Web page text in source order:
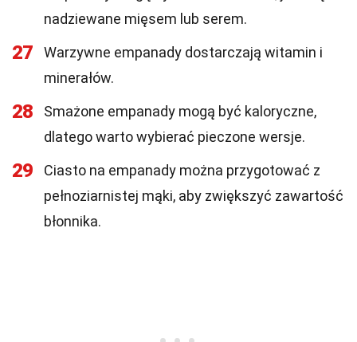
nadziewane mięsem lub serem.
27
Warzywne empanady dostarczają witamin i
minerałów.
28
Smażone empanady mogą być kaloryczne,
dlatego warto wybierać pieczone wersje.
29
Ciasto na empanady można przygotować z
pełnoziarnistej mąki, aby zwiększyć zawartość
błonnika.